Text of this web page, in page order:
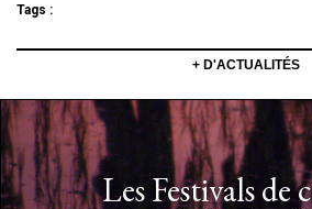
Tags :
+ D'ACTUALITÉS
Les Festivals de